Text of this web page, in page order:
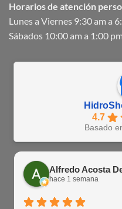
Horarios de atención
Lunes a Viernes 9:30 am a
Sábados 10:00 am a 1:00 pm
4.7
Basado
Alfredo Acosta
hace 1 semana